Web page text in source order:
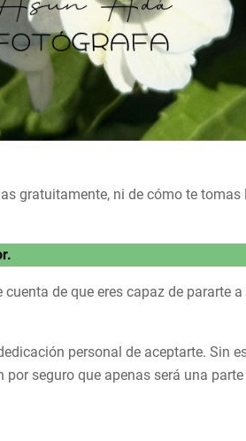
gratuitamente, ni de cómo te
de que eres capaz de pararte
personal de aceptarte. Sin
seguro que apenas será una